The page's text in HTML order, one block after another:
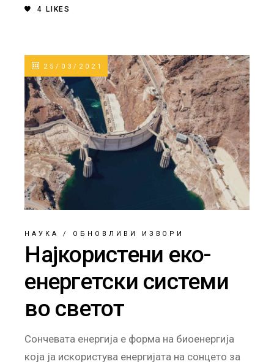
4 LIKES
25/03/2021
НАУКА / ОБНОВЛИВИ ИЗВОРИ
Најкористени еко-
енергетски системи
во светот
Сончевата енергија е форма на биоенергија
која ја искористува енергијата на сонцето за